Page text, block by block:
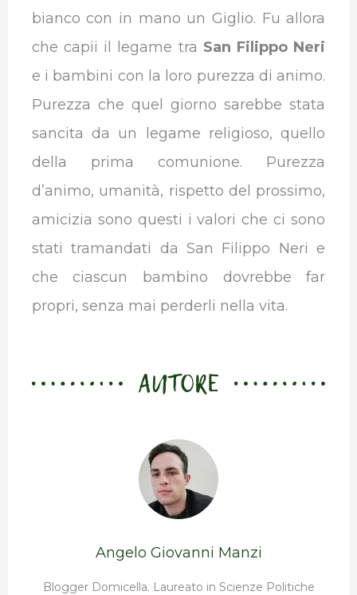
bianco con in mano un Giglio. Fu allora
che capii il legame tra San Filippo Neri
e i bambini con la loro purezza di animo.
Purezza che quel giorno sarebbe stata
sancita da un legame religioso, quello
della prima comunione. Purezza
d’animo, umanità, rispetto del prossimo,
amicizia sono questi i valori che ci sono
stati tramandati da San Filippo Neri e
che ciascun bambino dovrebbe far
propri, senza mai perderli nella vita.
AUTORE
Angelo Giovanni Manzi
Blogger Domicella. Laureato in Scienze Politiche